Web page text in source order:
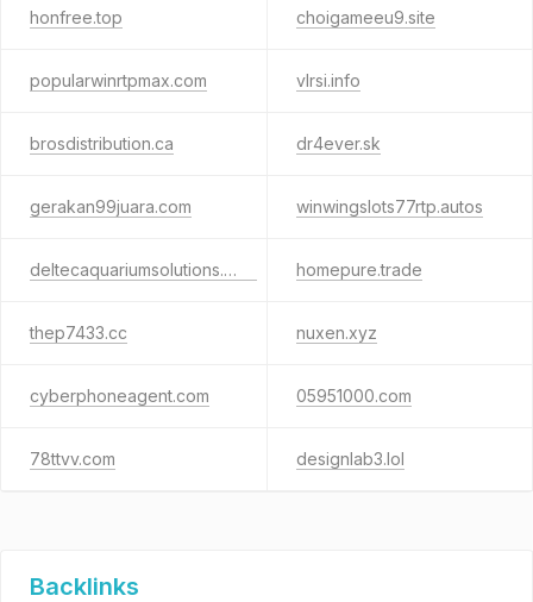
honfree.top choigameeu9.site
popularwinrtpmax.com vlrsi.info
brosdistribution.ca dr4ever.sk
gerakan99juara.com winwingslots77rtp.autos
deltecaquariumsolutions.com homepure.trade
thep7433.cc nuxen.xyz
cyberphoneagent.com 05951000.com
78ttvv.com designlab3.lol
Backlinks